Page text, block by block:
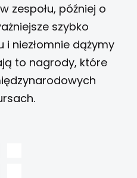
zespołu, później o
szybko
niezłomnie dążymy
to nagrody, które